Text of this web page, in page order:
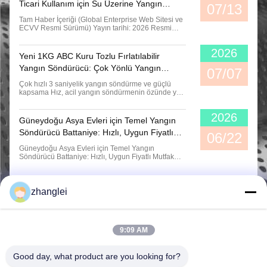
Ticari Kullanım için Su Üzerine Yangın
Söndürme Cihazı MSWJD365
Tam Haber İçeriği (Global Enterprise Web Sitesi ve
ECVV Resmi Sürümü) Yayın tarihi: 2026 Resmi
ve çok yönlü acil durum yangın güvenliği çözümleri
sunmak için resmi olarak başlatıyoruz.MSWJD365
Çok Fonksiyonlu Su Bazlı Yangın Söndürme
Cihazıkonut, ...
07/13
Yeni 1KG ABC Kuru Tozlu Fırlatılabilir
Yangın Söndürücü: Çok Yönlü Yangın
Güvenliği için 3 Saniyede Hızlı Tepki
Çok hızlı 3 saniyelik yangın söndürme ve güçlü
kapsama Hız, acil yangın söndürmenin özünde yer
yangın söndürücülerinden farklı olarak, tek
kullanımlık yangın söndürücümüzYanıt süresi ≤3
saniyeYangın kaynağına doğru atıldıktan sonra
yangın söndürme ...
2026
07/07
Güneydoğu Asya Evleri için Temel Yangın
Söndürücü Battaniye: Hızlı, Uygun Fiyatlı
Mutfak Yangınından Korunma
Güneydoğu Asya Evleri için Temel Yangın
Söndürücü Battaniye: Hızlı, Uygun Fiyatlı Mutfak
yüksek katlı apartmanlardan Jakarta'daki
geleneksel mutfaklara kadar Güneydoğu Asya'da
yemek pişirme yangınları, konutlarda çıkan
yangınların başlıca nedeni olmaya ...
2026
06/22
Shandong Jvante Fire Protection Technology
zhanglei
9:09 AM
Good day, what product are you looking for?